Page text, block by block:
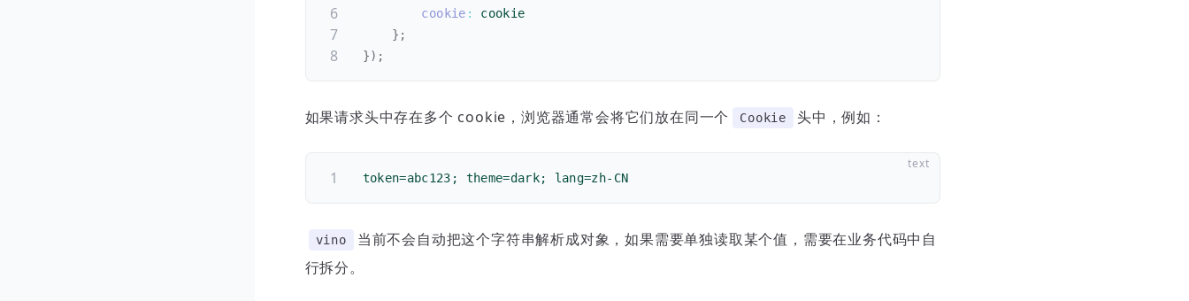
cookie :
cookie
} ;
}) ;
如果请求头中存在多个 cookie，浏览器通常会将它们放在同一个 Cookie 头中，例如：
token=abc123; theme=dark; lang=zh-CN
vino
当前不会自动把这个字符串解析成对象，如果需要单独读取某个值，需要在业务代码中自
行拆分。